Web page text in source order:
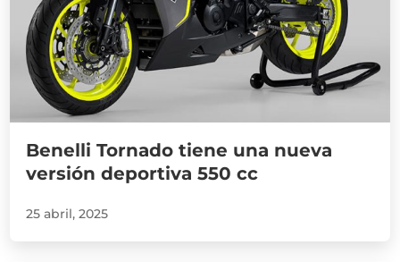
Benelli Tornado tiene una nueva
versión deportiva 550 cc
25 abril, 2025